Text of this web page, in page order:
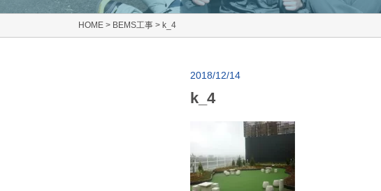
HOME > BEMS工事 > k_4
2018/12/14
k_4